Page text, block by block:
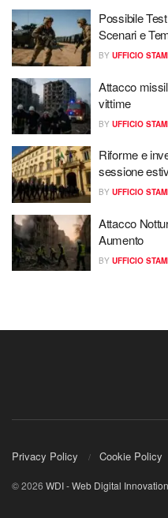
Possibile
Scenari e
BY UFFICIO
Attacco
vittime
BY UFFICIO
Riforme e
sessione
BY UFFICIO
Attacco
Aumento
BY UFFICIO
Privacy Policy Cookie Policy
© 2026 WDI - Web Digital Innovation